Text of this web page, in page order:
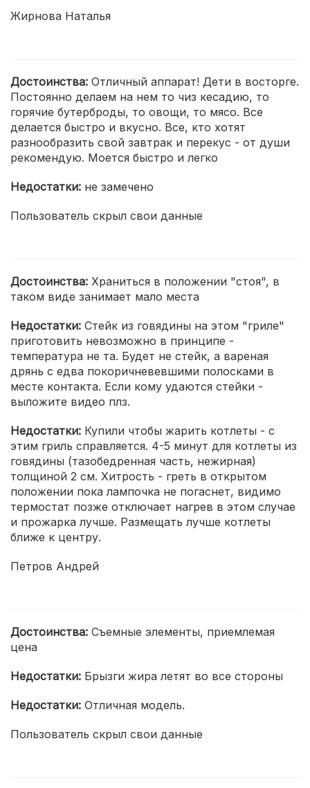
Жирнова Наталья
Достоинства: Отличный аппарат! Дети в восторге.
Постоянно делаем на нем то чиз кесадию, то
горячие бутерброды, то овощи, то мясо. Все
делается быстро и вкусно. Все, кто хотят
разнообразить свой завтрак и перекус - от души
рекомендую. Моется быстро и легко
Недостатки: не замечено
Пользователь скрыл свои данные
Достоинства: Храниться в положении "стоя", в
таком виде занимает мало места
Недостатки: Стейк из говядины на этом "гриле"
приготовить невозможно в принципе -
температура не та. Будет не стейк, а вареная
дрянь с едва покоричневевшими полосками в
месте контакта. Если кому удаются стейки -
выложите видео плз.
Недостатки: Купили чтобы жарить котлеты - с
этим гриль справляется. 4-5 минут для котлеты из
говядины (тазобедренная часть, нежирная)
толщиной 2 см. Хитрость - греть в открытом
положении пока лампочка не погаснет, видимо
термостат позже отключает нагрев в этом случае
и прожарка лучше. Размещать лучше котлеты
ближе к центру.
Петров Андрей
Достоинства: Съемные элементы, приемлемая
цена
Недостатки: Брызги жира летят во все стороны
Недостатки: Отличная модель.
Пользователь скрыл свои данные